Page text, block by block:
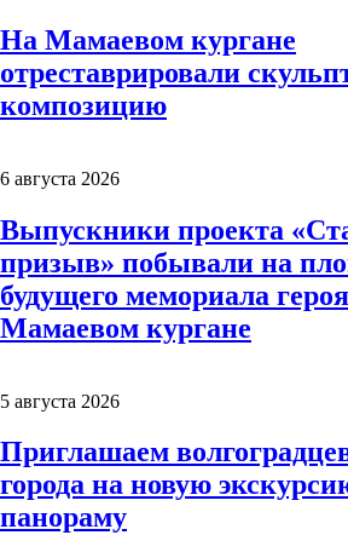
На Мамаевом кургане
отреставрировали
композицию
6 августа 2026
Выпускники проекта
призыв» побывали на
будущего мемориала
Мамаевом кургане
5 августа 2026
Приглашаем
города на новую
панораму